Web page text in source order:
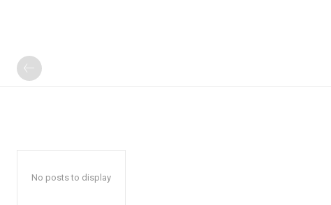
No posts to display